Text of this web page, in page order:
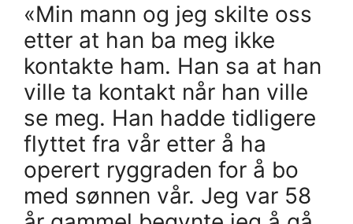
«Min mann og jeg skilte oss
etter at han ba meg ikke
kontakte ham. Han sa at han
ville ta kontakt når han ville
se meg. Han hadde tidligere
flyttet fra vår etter å ha
operert ryggraden for å bo
med sønnen vår. Jeg var 58